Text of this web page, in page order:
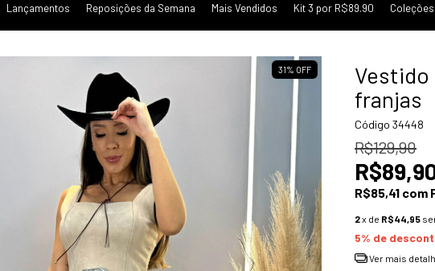
Lançamentos Reposições da Semana Mais Vendidos Kit 3 por R$89.90 Coleções
31% OFF
Vestido
franjas
Código 34448
R$129,90
R$85,41 com
2x de R$44,95
5% de
Ver mais